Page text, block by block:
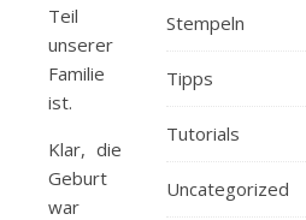
Teil
unserer
Familie
ist.
Klar, die
Geburt
war
Stempeln
Tipps
Tutorials
Uncategorized